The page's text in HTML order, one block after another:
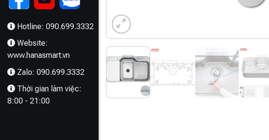
Hotline: 090.699.3332
Website:
www.hanasmart.vn
Zalo: 090.699.3332
Thời gian làm việc:
8:00 - 21:00